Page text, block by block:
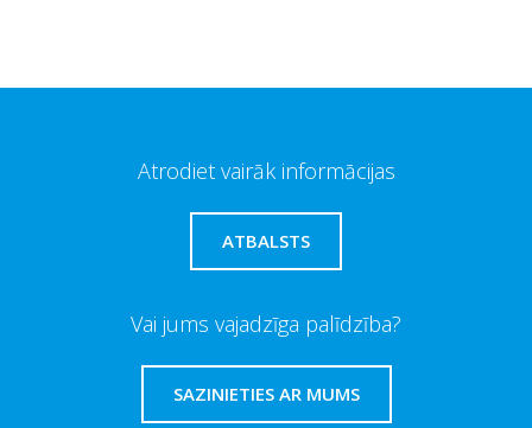
Atrodiet vairāk informācijas
ATBALSTS
Vai jums vajadzīga palīdzība?
SAZINIETIES AR MUMS